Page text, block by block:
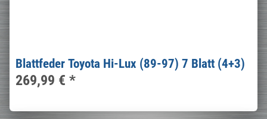
Blattfeder Toyota Hi-Lux (89-97) 7 Blatt (4+3)
269,99 € *